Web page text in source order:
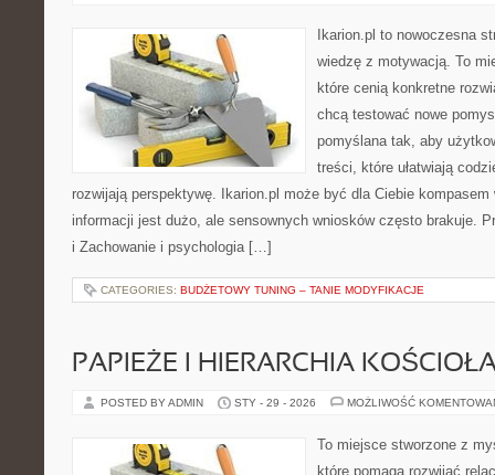
Ikarion.pl to nowoczesna
wiedzę z motywacją. To
które cenią konkretne
chcą testować nowe
pomyślana tak, aby
treści, które ułatwiają
rozwijają perspektywę. Ikarion.pl może być dla Ciebie
informacji jest dużo, ale sensownych wniosków często brakuje.
i Zachowanie i psychologia […]
CATEGORIES: BUDŻETOWY TUNING – TANIE MODYFIKACJE
PAPIEŻE I HIERARCHIA
POSTED BY ADMIN STY - 29 - 2026 MOŻLIWOŚĆ
To miejsce stworzone z
które pomaga rozwijać